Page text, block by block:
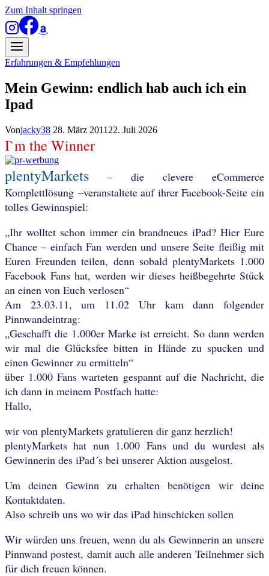
Zum Inhalt springen
Erfahrungen & Empfehlungen
Mein Gewinn: endlich hab auch ich ein
Ipad
Vonjacky38 28. März 2011 22. Juli 2026
I`m the Winner
plentyMarkets
– die clevere eCommerce
Komplettlösung –veranstaltete auf ihrerFacebook-Seite ein
tolles Gewinnspiel:
„Ihr wolltet schon immer ein brandneues iPad? Hier Eure
Chance – einfach Fan werden und unsere Seite fleißig mit
Euren Freunden teilen, denn sobald plentyMarkets 1.000
Facebook Fans hat, werden wir dieses heißbegehrte Stück
an einen von Euch verlosen“
Am 23.03.11, um 11.02 Uhr kam dann folgender
Pinnwandeintrag:
„Geschafft die 1.000er Marke ist erreicht. So dann werden
wir mal die Glücksfee bitten in Hände zu spucken und
einen Gewinner zu ermitteln“
über 1.000 Fans warteten gespannt auf die Nachricht, die
ich dann in meinem Postfach hatte:
Hallo,
wir von plentyMarkets gratulieren dir ganz herzlich!
plentyMarkets hat nun 1.000 Fans und du wurdest als
Gewinnerin des iPad´s bei unserer Aktion ausgelost.
Um deinen Gewinn zu erhalten benötigen wir deine
Kontaktdaten.
Also schreib uns wo wir das iPad hinschicken sollen
Wir würden uns freuen, wenn du als Gewinnerin an unsere
Pinnwand postest, damit auch alle anderen Teilnehmer sich
für dich freuen können.